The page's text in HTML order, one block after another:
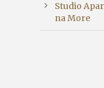
Studio
na More